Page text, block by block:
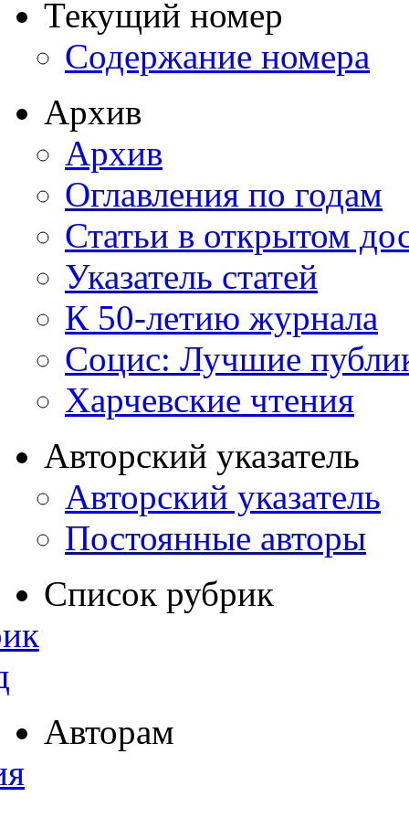
Текущий номер
Содержание номера
Архив
Архив
Оглавления по годам
Статьи в открытом
Указатель статей
К 50-летию журнала
Социс: Лучшие
Харчевские чтения
Авторский указатель
Авторский указатель
Постоянные авторы
Список рубрик
Авторам